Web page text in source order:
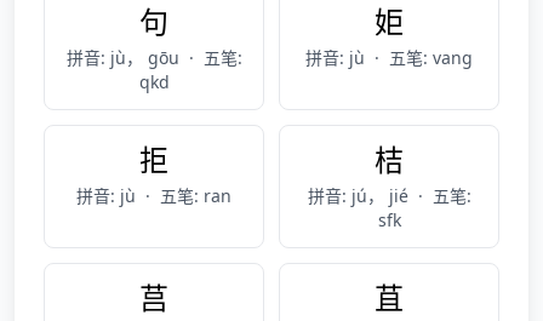
句
拼音: jù， gōu · 五笔:
qkd
姖
拼音: jù · 五笔: vang
拒
拼音: jù · 五笔: ran
桔
拼音: jú， jié · 五笔:
sfk
莒 苴